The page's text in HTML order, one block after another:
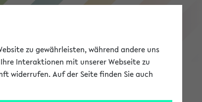
eKVV
zu gewährleisten, während andere uns
Interaktionen mit unserer Webseite zu
widerrufen. Auf der Seite finden Sie auch